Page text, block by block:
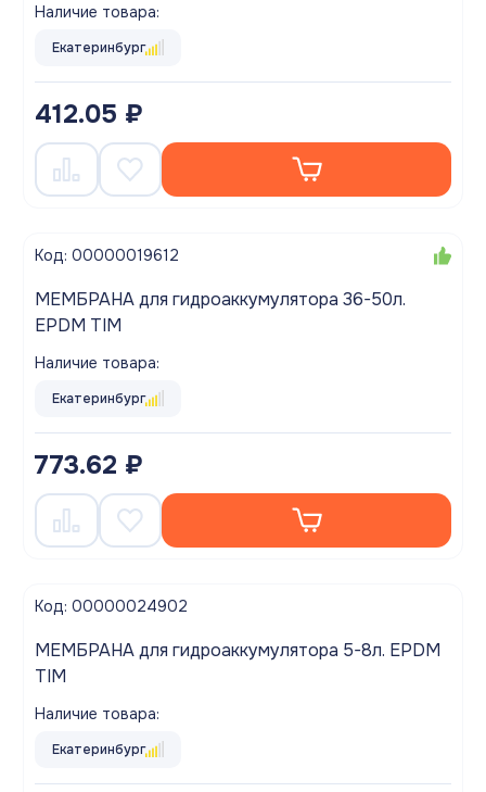
Наличие товара:
Екатеринбург
412.05 ₽
Код: 00000019612
МЕМБРАНА для гидроаккумулятора 36-50л.
EPDM TIM
Наличие товара:
Екатеринбург
773.62 ₽
Код: 00000024902
МЕМБРАНА для гидроаккумулятора 5-8л. EPDM
TIM
Наличие товара:
Екатеринбург